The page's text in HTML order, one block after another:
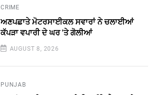
CRIME
ਅਣਪਛਾਤੇ ਮੋਟਰਸਾਈਕਲ ਸਵਾਰਾਂ ਨੇ ਚਲਾਈਆਂ
ਕੱਪੜਾ ਵਪਾਰੀ ਦੇ ਘਰ 'ਤੇ ਗੋਲੀਆਂ
AUGUST 8, 2026
PUNJAB